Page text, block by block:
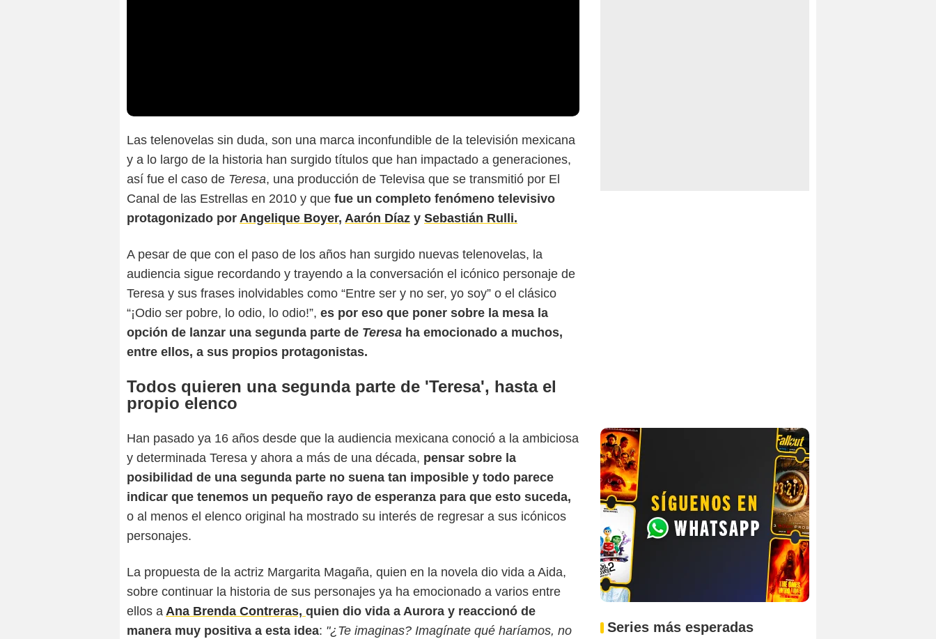
Las telenovelas sin duda, son una marca inconfundible de la televisión mexicana
y a lo largo de la historia han surgido títulos que han impactado a generaciones,
así fue el caso de Teresa, una producción de Televisa que se transmitió por El
Canal de las Estrellas en 2010 y que fue un completo fenómeno televisivo
protagonizado por Angelique Boyer, Aarón Díaz y Sebastián Rulli.
A pesar de que con el paso de los años han surgido nuevas telenovelas, la
audiencia sigue recordando y trayendo a la conversación el icónico personaje de
Teresa y sus frases inolvidables como “Entre ser y no ser, yo soy” o el clásico
“¡Odio ser pobre, lo odio, lo odio!”, es por eso que poner sobre la mesa la
opción de lanzar una segunda parte de Teresa ha emocionado a muchos,
entre ellos, a sus propios protagonistas.
Todos quieren una segunda parte de 'Teresa', hasta el
propio elenco
Han pasado ya 16 años desde que la audiencia mexicana conoció a la ambiciosa
y determinada Teresa y ahora a más de una década, pensar sobre la
posibilidad de una segunda parte no suena tan imposible y todo parece
indicar que tenemos un pequeño rayo de esperanza para que esto suceda,
o al menos el elenco original ha mostrado su interés de regresar a sus icónicos
personajes.
La propuesta de la actriz Margarita Magaña, quien en la novela dio vida a Aida,
sobre continuar la historia de sus personajes ya ha emocionado a varios entre
ellos a Ana Brenda Contreras, quien dio vida a Aurora y reaccionó de
manera muy positiva a esta idea: "¿Te imaginas? Imagínate qué haríamos, no
Televisa
Series más esperadas